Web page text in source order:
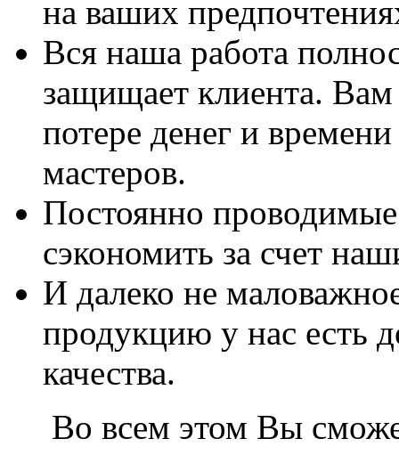
на ваших
Вся наша работа
защищает клиента. Вам
потере денег и
мастеров.
Постоянно
сэкономить за счет
И далеко не
продукцию у нас есть
качества.
Во всем этом Вы